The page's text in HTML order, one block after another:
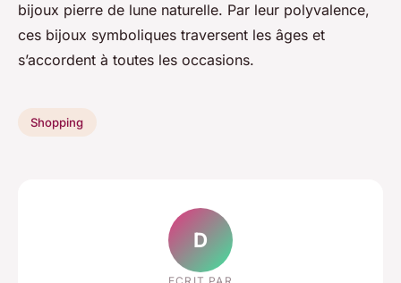
bijoux pierre de lune naturelle. Par leur polyvalence,
ces bijoux symboliques traversent les âges et
s’accordent à toutes les occasions.
Shopping
D